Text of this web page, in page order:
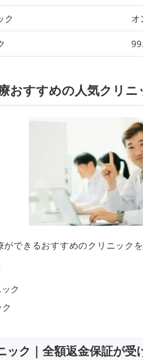
ク オ
おすすめの人気クリニ
できるおすすめのクリニック
ク
ック｜全額返金保証が受